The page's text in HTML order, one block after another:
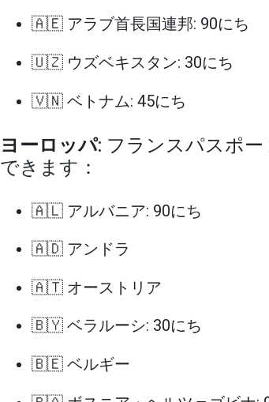
🇦🇪 アラブ首長国連邦: 90にち
🇺🇿 ウズベキスタン: 30にち
🇻🇳 ベトナム: 45にち
ヨーロッパ: フランスパスポ
できます：
🇦🇱 アルバニア: 90にち
🇦🇩 アンドラ
🇦🇹 オーストリア
🇧🇾 ベラルーシ: 30にち
🇧🇪 ベルギー